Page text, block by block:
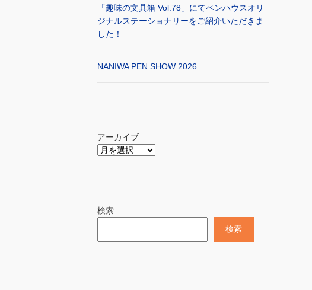
「趣味の文具箱 Vol.78」にてペンハウスオリ
ジナルステーショナリーをご紹介いただきま
した！
NANIWA PEN SHOW 2026
アーカイブ
検索
検索